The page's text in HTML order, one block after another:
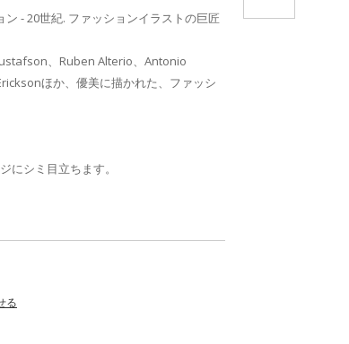
- 20世紀. ファッションイラストの巨匠
、Ruben Alterio、Antonio
ほか、優美に描かれた、ファッシ
にシミ目立ちます。
る